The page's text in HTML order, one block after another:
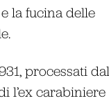
la fucina delle
processati dal
l’ex carabiniere